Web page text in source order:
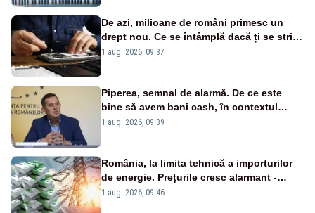
De azi, milioane de români primesc un
drept nou. Ce se întâmplă dacă ți se strică
un produs
1 aug. 2026, 09:37
Piperea, semnal de alarmă. De ce este
bine să avem bani cash, în contextul
alertei energetice?
1 aug. 2026, 09:39
România, la limita tehnică a importurilor
de energie. Prețurile cresc alarmant -
Analiză Realitatea Plus
1 aug. 2026, 09:46